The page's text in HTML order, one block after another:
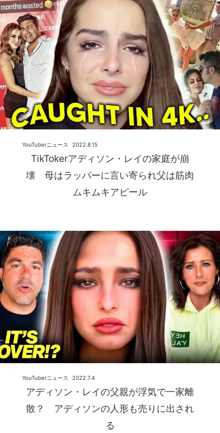
TikTokerアディソン・レイの家庭が崩
壊 母はラッパーに言い寄られ父は筋肉
ムキムキアピール
2022.8.15
YouTuberニュース
アディソン・レイの父親が浮気で一家離
散？ アディソンの人形も売りに出され
る
2022.7.4
YouTuberニュース